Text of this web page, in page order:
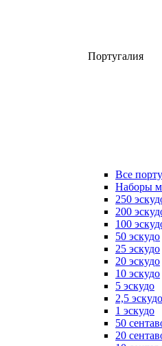
Португалия
Все
Наборы
250
200
100
50 эскудо
25 эскудо
20 эскудо
10 эскудо
5 эскудо
2,5 эскудо
1 эскудо
50
20